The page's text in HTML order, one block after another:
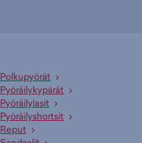
Polkupyörät
Pyöräilykypärät
Pyöräilylasit
Pyöräilyshortsit
Reput